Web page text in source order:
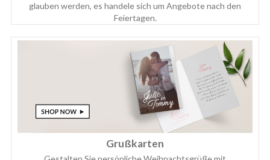
glauben werden, es handele sich um Angebote nach den
Feiertagen.
Grußkarten